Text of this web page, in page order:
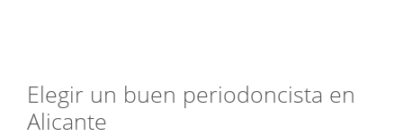
Elegir un buen periodoncista en
Alicante